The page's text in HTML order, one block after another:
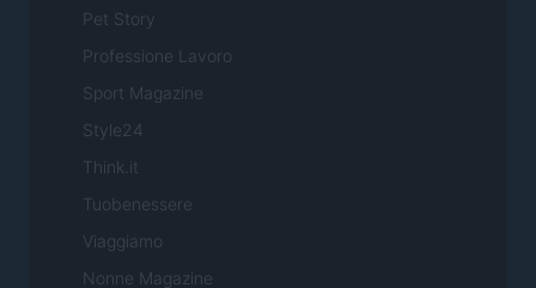
Pet Story
Professione Lavoro
Sport Magazine
Style24
Think.it
Tuobenessere
Viaggiamo
Nonne Magazine